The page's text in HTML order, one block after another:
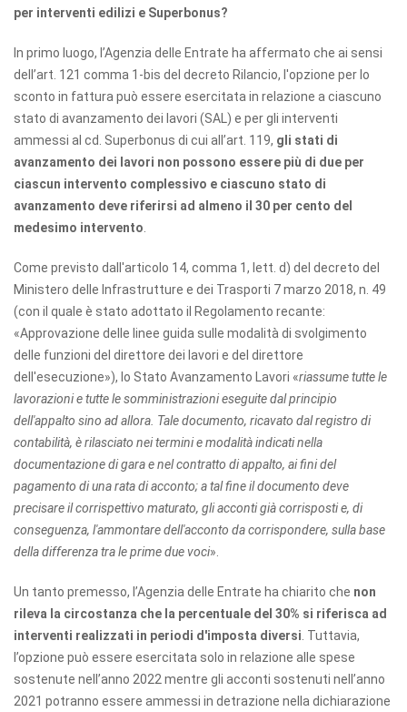
per interventi edilizi e Superbonus?
In primo luogo, l’Agenzia delle Entrate ha affermato che ai sensi
dell’art. 121 comma 1-bis del decreto Rilancio, l'opzione per lo
sconto in fattura può essere esercitata in relazione a ciascuno
stato di avanzamento dei lavori (SAL) e per gli interventi
ammessi al cd. Superbonus di cui all’art. 119, gli stati di
avanzamento dei lavori non possono essere più di due per
ciascun intervento complessivo e ciascuno stato di
avanzamento deve riferirsi ad almeno il 30 per cento del
medesimo intervento
Come previsto dall'articolo 14, comma 1, lett. d) del decreto del
Ministero delle Infrastrutture e dei Trasporti 7 marzo 2018, n. 49
(con il quale è stato adottato il Regolamento recante:
«Approvazione delle linee guida sulle modalità di svolgimento
delle funzioni del direttore dei lavori e del direttore
dell'esecuzione»), lo Stato Avanzamento Lavori «riassume tutte le
lavorazioni e tutte le somministrazioni eseguite dal principio
dell'appalto sino ad allora. Tale documento, ricavato dal registro di
contabilità, è rilasciato nei termini e modalità indicati nella
documentazione di gara e nel contratto di appalto, ai fini del
pagamento di una rata di acconto; a tal fine il documento deve
precisare il corrispettivo maturato, gli acconti già corrisposti e, di
conseguenza, l'ammontare dell'acconto da corrispondere, sulla base
della differenza tra le prime due voci».
Un tanto premesso, l’Agenzia delle Entrate ha chiarito che non
rileva la circostanza che la percentuale del 30% si riferisca ad
interventi realizzati in periodi d'imposta diversi . Tuttavia,
l’opzione può essere esercitata solo in relazione alle spese
sostenute nell’anno 2022 mentre gli acconti sostenuti nell’anno
2021 potranno essere ammessi in detrazione nella dichiarazione